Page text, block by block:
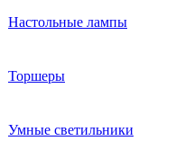
Настольные лампы
Торшеры
Умные светильники